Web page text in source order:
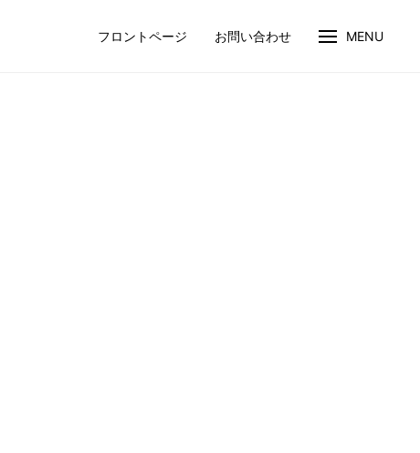
フロントページ お問い合わせ MENU